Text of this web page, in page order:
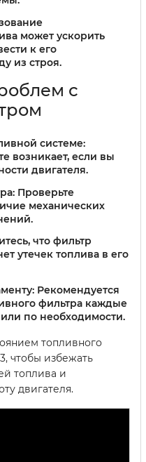
может ускорить
к его
из строя.
с
системе:
возникает, если вы
двигателя.
Проверьте
механических
что фильтр
утечек топлива в его
Рекомендуется
фильтра каждые
по необходимости.
топливного
чтобы избежать
топлива и
двигателя.